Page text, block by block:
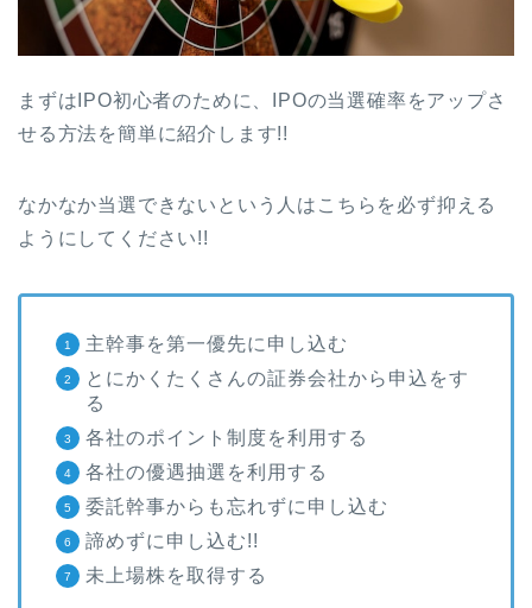
まずはIPO初心者のために、IPOの当選確率をアップさ
せる方法を簡単に紹介します!!
なかなか当選できないという人はこちらを必ず抑える
ようにしてください!!
主幹事を第一優先に申し込む
とにかくたくさんの証券会社から申込をす
る
各社のポイント制度を利用する
各社の優遇抽選を利用する
委託幹事からも忘れずに申し込む
諦めずに申し込む!!
未上場株を取得する